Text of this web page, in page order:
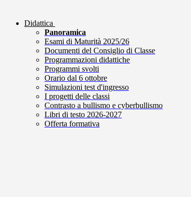
Didattica
Panoramica
Esami di Maturità 2025/26
Documenti del Consiglio di Classe
Programmazioni didattiche
Programmi svolti
Orario dal 6 ottobre
Simulazioni test d'ingresso
I progetti delle classi
Contrasto a bullismo e cyberbullismo
Libri di testo 2026-2027
Offerta formativa